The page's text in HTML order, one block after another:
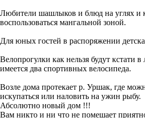
Любители шашлыков и блюд на углях и
воспользоваться мангальной зоной.
Для юных гостей в распоряжении
Велопрогулки как нельзя будут кстати
имеется два спортивных велосипеда.
Возле дома протекает р. Уршак, где
искупаться или наловить на ужин рыбу.
Абсолютно новый дом !!!
Вам никто и ни что не помешает